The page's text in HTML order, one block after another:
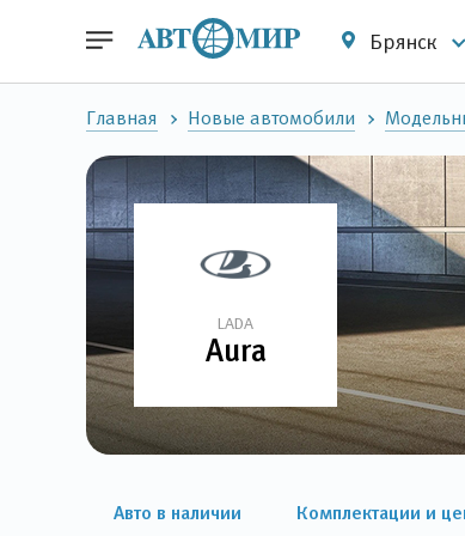
Брянск
Главная Новые автомобили
LADA
Aura
Авто в наличии Комплектации и